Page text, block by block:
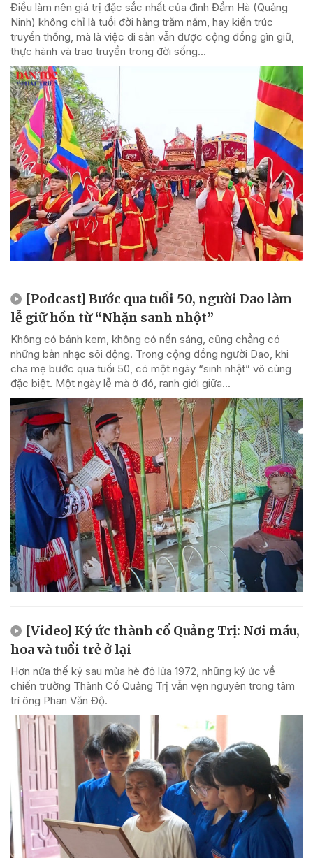
Điều làm nên giá trị đặc sắc nhất của đình Đầm Hà (Quảng
Ninh) không chỉ là tuổi đời hàng trăm năm, hay kiến trúc
truyền thống, mà là việc di sản vẫn được cộng đồng gìn giữ,
thực hành và trao truyền trong đời sống...
[Podcast] Bước qua tuổi 50, người Dao làm
lễ giữ hồn từ “Nhặn sanh nhột”
Không có bánh kem, không có nến sáng, cũng chẳng có
những bản nhạc sôi động. Trong cộng đồng người Dao, khi
cha mẹ bước qua tuổi 50, có một ngày “sinh nhật” vô cùng
đặc biệt. Một ngày lễ mà ở đó, ranh giới giữa...
[Video] Ký ức thành cổ Quảng Trị: Nơi máu,
hoa và tuổi trẻ ở lại
Hơn nửa thế kỷ sau mùa hè đỏ lửa 1972, những ký ức về
chiến trường Thành Cổ Quảng Trị vẫn vẹn nguyên trong tâm
trí ông Phan Văn Độ.